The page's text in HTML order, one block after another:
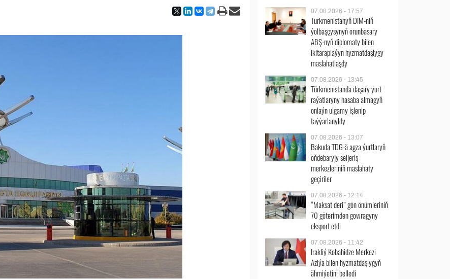
07.08.2026 - 17:57
Türkmenistanyň DIM-niň
ýolbaşçysynyň orunbasary
ABŞ-nyň diplomaty bilen
ikitaraplaýyn hyzmatdaşlygy
maslahatlaşdy
07.08.2026 - 13:45
Türkmenistanda daşary ýurt
raýatlaryny hasaba almagyň
onlaýn ulgamy işlenip
taýýarlanyldy
07.08.2026 - 13:07
Bakuda TDG-ä agza ýurtlaryň
öňdebaryjy seljeriş
merkezleriniň maslahaty
geçiriler
07.08.2026 - 12:14
“Maksat deri” gön önümleriniň
70 göterimden gowragyny
eksport etdi
07.08.2026 - 11:42
Irakliý Kobahidze Merkezi
Aziýa bilen hyzmatdaşlygyň
ähmiýetini belledi